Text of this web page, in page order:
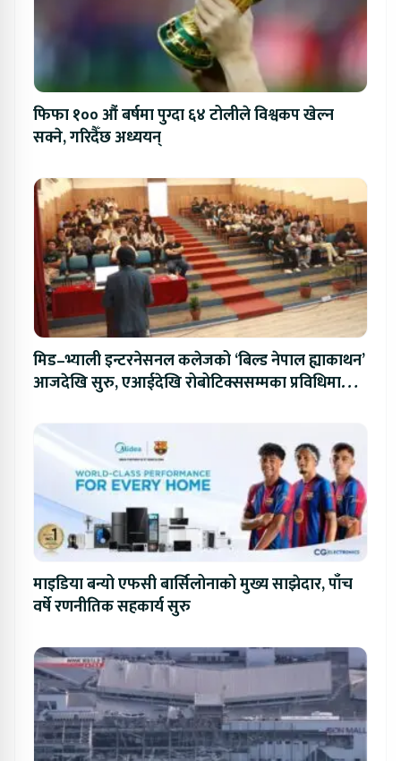
फिफा १०० औं बर्षमा पुग्दा ६४ टोलीले विश्वकप खेल्न
सक्ने, गरिदैँछ अध्ययन्
मिड–भ्याली इन्टरनेसनल कलेजको ‘बिल्ड नेपाल ह्याकाथन’
आजदेखि सुरु, एआईदेखि रोबोटिक्ससम्मका प्रविधिमा
माइडिया बन्यो एफसी बार्सिलोनाको मुख्य साझेदार, पाँच
वर्षे रणनीतिक सहकार्य सुरु